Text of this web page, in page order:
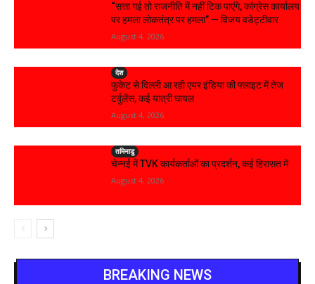
“सत्ता गई तो राजनीति में नहीं टिक पाएंगे, कांग्रेस कार्यालय
पर हमला लोकतंत्र पर हमला” — विजय वडेट्टीवार
August 4, 2026
देश
फुकेट से दिल्ली आ रही एयर इंडिया की फ्लाइट में तेज
टर्बुलेंस, कई यात्री घायल
August 4, 2026
तमिनाडु
चेन्नई में TVK कार्यकर्ताओं का प्रदर्शन, कई हिरासत में
August 4, 2026
BREAKING NEWS